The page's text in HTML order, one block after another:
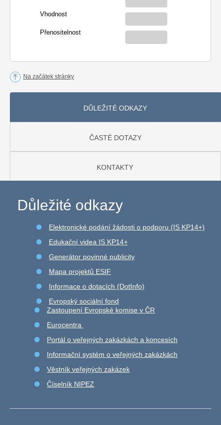
Vhodnost
Přenositelnost
Na začátek stránky
DŮLEŽITÉ ODKAZY
ČASTÉ DOTAZY
KONTAKTY
Důležité odkazy
Elektronické podání žádosti o podporu (IS KP14+)
Edukační videa IS KP14+
Generátor povinné publicity
Mapa projektů ESIF
Informace o dotacích (DotInfo)
Evropský sociální fond
Zastoupení Evropské komise v ČR
Eurocentra
Portál o veřejných zakázkách a koncesích
Informační systém o veřejných zakázkách
Věstník veřejných zakázek
Číselník NIPEZ